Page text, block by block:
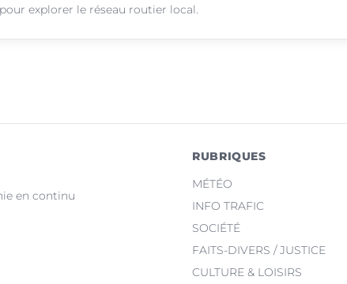
explorer le réseau routier local.
en continu
RUBRIQUES
MÉTÉO
INFO TRAFIC
SOCIÉTÉ
FAITS-DIVERS / JUSTICE
CULTURE & LOISIRS